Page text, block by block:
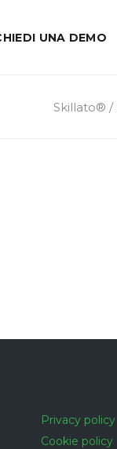
UNA DEMO
Skillato® /
Privacy policy
Cookie policy